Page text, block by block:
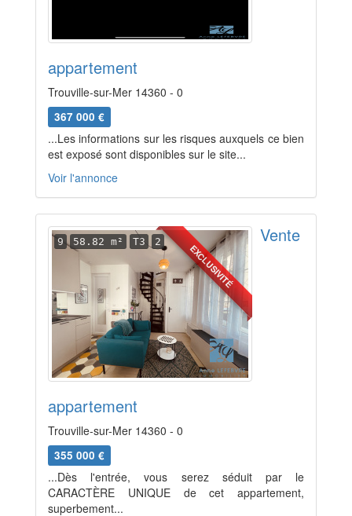
appartement
Trouville-sur-Mer 14360 - 0
367 000 €
...Les informations sur les risques auxquels ce bien
est exposé sont disponibles sur le site...
Voir l'annonce
EXCLUSIVITÉ
9 58.82 m² T3 2 Vente
appartement
Trouville-sur-Mer 14360 - 0
355 000 €
...Dès l'entrée, vous serez séduit par le
CARACTÈRE UNIQUE de cet appartement,
superbement...